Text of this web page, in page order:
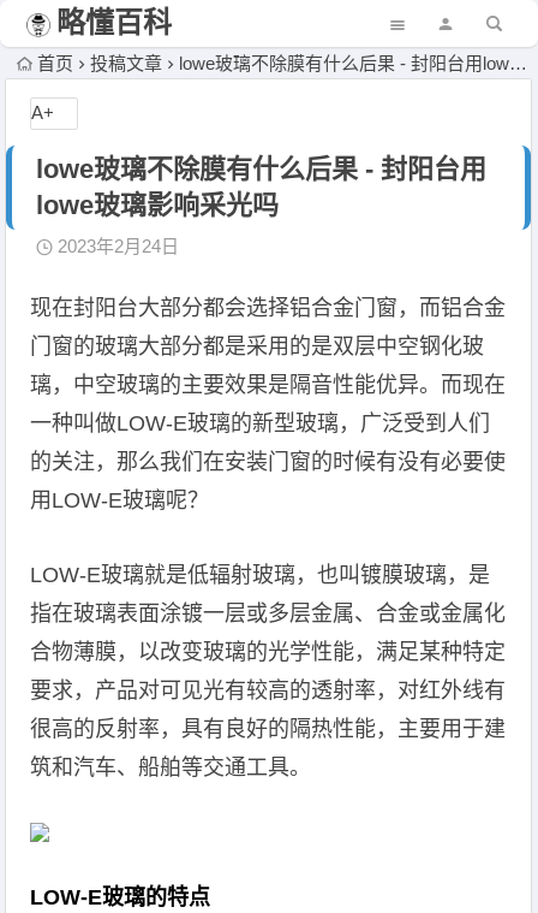
略懂百科
首页 投稿文章 lowe玻璃不除膜有什么后果 - 封阳台用lowe玻璃影响采光吗
lowe玻璃不除膜有什么后果 - 封阳台用
lowe玻璃影响采光吗
2023年2月24日
现在封阳台大部分都会选择铝合金门窗，而铝合金
门窗的玻璃大部分都是采用的是双层中空钢化玻
璃，中空玻璃的主要效果是隔音性能优异。而现在
一种叫做LOW-E玻璃的新型玻璃，广泛受到人们
的关注，那么我们在安装门窗的时候有没有必要使
用LOW-E玻璃呢？
LOW-E玻璃就是低辐射玻璃，也叫镀膜玻璃，是
指在玻璃表面涂镀一层或多层金属、合金或金属化
合物薄膜，以改变玻璃的光学性能，满足某种特定
要求，产品对可见光有较高的透射率，对红外线有
很高的反射率，具有良好的隔热性能，主要用于建
筑和汽车、船舶等交通工具。
LOW-E玻璃的特点
A+